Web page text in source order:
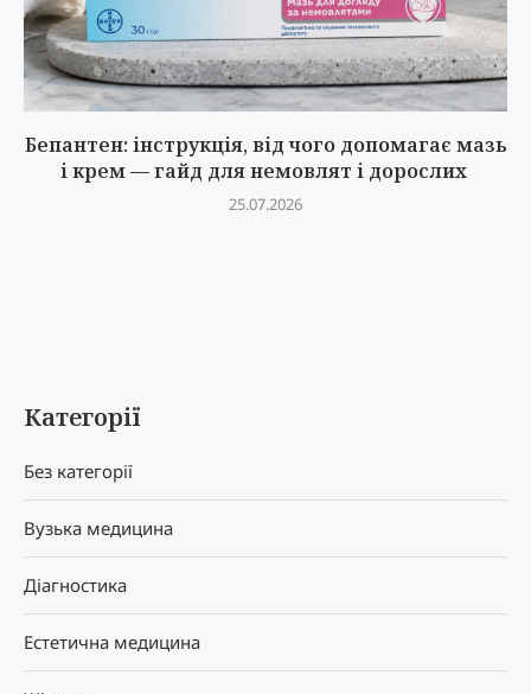
Бепантен: інструкція, від чого допомагає мазь
і крем — гайд для немовлят і дорослих
25.07.2026
Категорії
Без категорії
Вузька медицина
Діагностика
Естетична медицина